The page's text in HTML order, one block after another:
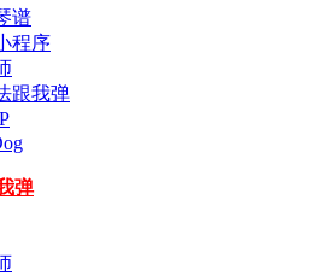
谱
程序
跟我弹
弹